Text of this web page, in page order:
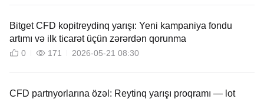
Bitget CFD kopitreydinq yarışı: Yeni kampaniya fondu
artımı və ilk ticarət üçün zərərdən qorunma
0 171 2026-05-21 08:30
CFD partnyorlarına özəl: Reytinq yarışı proqramı — lot